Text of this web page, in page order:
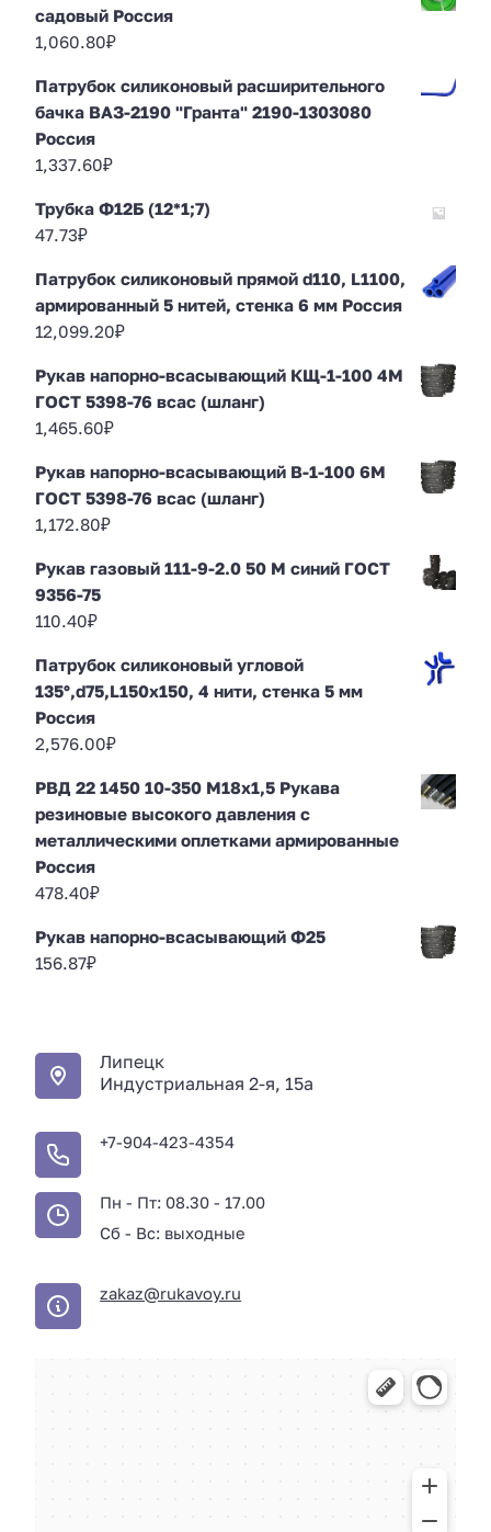
садовый Россия
1,060.80₽
Патрубок силиконовый расширительного
бачка ВАЗ-2190 "Гранта" 2190-1303080
Россия
1,337.60₽
Трубка Ф12Б (12*1;7)
47.73₽
Патрубок силиконовый прямой d110, L1100,
армированный 5 нитей, стенка 6 мм Россия
12,099.20₽
Рукав напорно-всасывающий КЩ-1-100 4М
ГОСТ 5398-76 всас (шланг)
1,465.60₽
Рукав напорно-всасывающий В-1-100 6М
ГОСТ 5398-76 всас (шланг)
1,172.80₽
Рукав газовый 111-9-2.0 50 М синий ГОСТ
9356-75
110.40₽
Патрубок силиконовый угловой
135°,d75,L150x150, 4 нити, стенка 5 мм
Россия
2,576.00₽
РВД 22 1450 10-350 М18х1,5 Рукава
резиновые высокого давления с
металлическими оплетками армированные
Россия
478.40₽
Рукав напорно-всасывающий Ф25
156.87₽
Липецк
Индустриальная 2-я, 15а
+7-904-423-4354
Пн - Пт: 08.30 - 17.00
Сб - Вс: выходные
zakaz@rukavoy.ru